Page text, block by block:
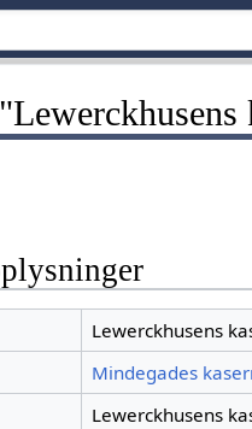
Lewerckhusens
Mindegades
Lewerckhusens